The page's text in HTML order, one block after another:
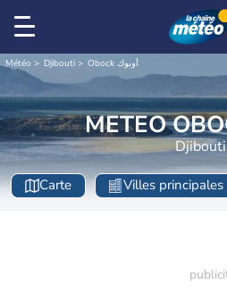
Météo Djibouti Obock أوبوك
Djibouti
Carte Villes principales